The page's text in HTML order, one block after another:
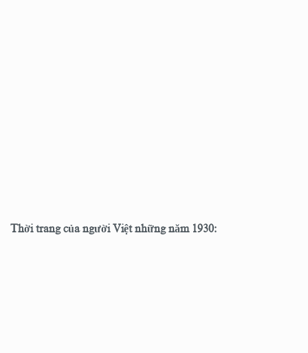
Thời trang của người Việt những năm 1930: